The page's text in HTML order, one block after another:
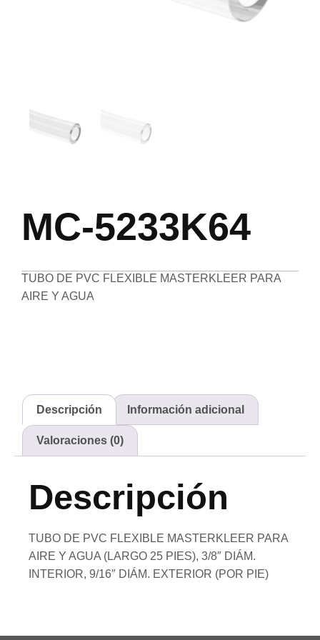
MC-5233K64
TUBO DE PVC FLEXIBLE MASTERKLEER PARA
AIRE Y AGUA
Descripción Información adicional
Valoraciones (0)
Descripción
TUBO DE PVC FLEXIBLE MASTERKLEER PARA
AIRE Y AGUA (LARGO 25 PIES), 3/8″ DIÁM.
INTERIOR, 9/16″ DIÁM. EXTERIOR (POR PIE)